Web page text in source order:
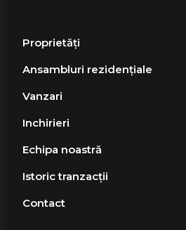
Proprietăți
Ansambluri rezidențiale
Vanzari
Inchirieri
Echipa noastră
Istoric tranzacții
Contact